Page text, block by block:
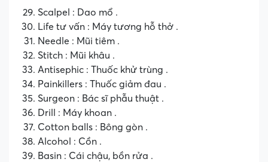
Scalpel : Dao mổ .
Life tư vấn : Máy tương hỗ thở .
Needle : Mũi tiêm .
Stitch : Mũi khâu .
Antisephic : Thuốc khử trùng .
Painkillers : Thuốc giảm đau .
Surgeon : Bác sĩ phẫu thuật .
Drill : Máy khoan .
Cotton balls : Bông gòn .
Alcohol : Cồn .
Basin : Cái chậu, bồn rửa .